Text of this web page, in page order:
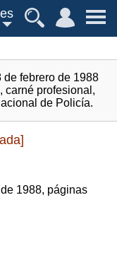
es
de febrero de 1988
carné profesional,
de Policía.
1988, páginas